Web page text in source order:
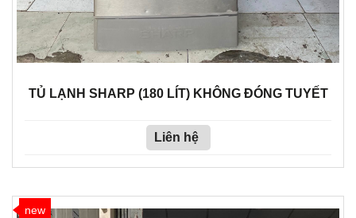
TỦ LẠNH SHARP (180 LÍT) KHÔNG ĐÓNG TUYẾT
Liên hệ
new